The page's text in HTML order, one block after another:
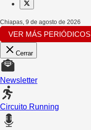
Chiapas, 9 de agosto de 2026
VER MÁS PERIÓDICOS
Cerrar
Newsletter
Circuito Running